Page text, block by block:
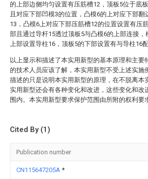
的上部边侧均匀设置有压筋槽12，顶板5位于底
且对应下部凹模3的位置，凸模6的上对应下部
13，凸模6上对应下部压筋槽12的位置设置有压
部且通过导杆15透过顶板5与凸模6的上部连接
上部设置导柱16，顶板5的下部设置有与导柱16配
以上显示和描述了本实用新型的基本原理和主
的技术人员应该了解，本实用新型不受上述实施
描述的只是说明本实用新型的原理，在不脱离本
实用新型还会有各种变化和改进，这些变化和改
围内。本实用新型要求保护范围由所附的权利要
Cited By (1)
Publication number
CN115647205A *